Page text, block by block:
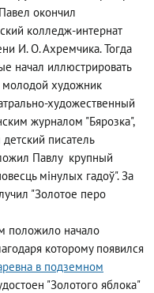
окончил
колледж­-интернат
И. О. Ахремчика. Тогда
начал иллюстрировать
молодой художник
художественный
журналом "Бярозка",
писатель
Павлу крупный
мінулых гадоў". За
"Золотое перо
положило начало
которому появился
в подземном
"Золотого яблока"